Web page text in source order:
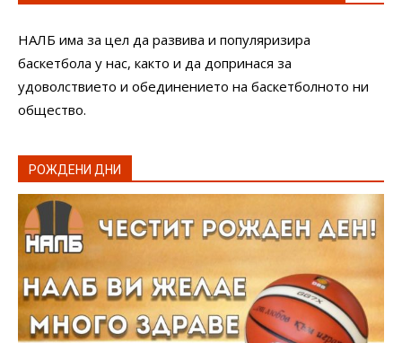
НАЛБ има за цел да развива и популяризира
баскетбола у нас, както и да допринася за
удоволствието и обединението на баскетболното ни
общество.
РОЖДЕНИ ДНИ